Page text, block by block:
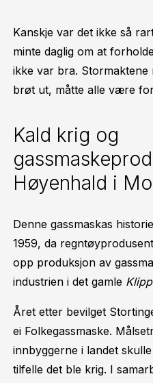
Kanskje var det ikke så
minte daglig om at
ikke var bra.
brøt ut, måtte alle være
Kald krig og
Høyenhald i
Denne gassmaskas
1959, da
opp produksjon av
industrien i det gamle
Året etter bevilget
ei Folkegassmaske.
innbyggerne i landet
tilfelle det ble krig. I